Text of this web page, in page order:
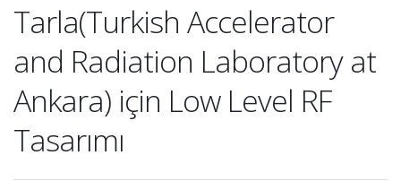
Tarla(Turkish Accelerator
and Radiation Laboratory at
Ankara) için Low Level RF
Tasarımı